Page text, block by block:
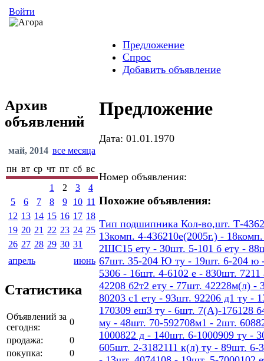
Войти
Предложение
Спрос
Добавить объявление
Архив
объявлений
май, 2014 все месяца
пн вт ср чт пт сб вс
1
2 3
4
5
6 7 8 9 10 11
12 13 14 15 16 17 18
19 20 21 22 23 24 25
26 27 28 29 30 31
апрель
июнь
Статистика
Объявлений за
сегодня:
0
продажа:
0
покупка:
0
Предложение
Дата: 01.01.1970
Номер объявления:
Похожие объявления:
Тип подшипника Кол-во,шт. Т-
13комп. 4-436210е(2005г.) -
2ШС15 ету - 30шт. 5-101 б ету -
67шт. 35-204 Ю ту - 19шт. 6-204 ю
5306 - 16шт. 4-6102 е - 830шт.
42208 б2т2 ету - 77шт. 42228м(л)
80203 с1 ету - 93шт. 92206 д1 ту
170309 еш3 ту - 6шт. 7(А)-176128
му - 48шт. 70-592708м1 - 2шт.
1000822 д - 140шт. 6-1000909 ту -
605шт. 2-3182111 к(л) ту - 89шт.